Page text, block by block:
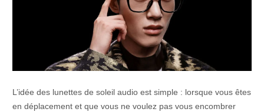
L’idée des lunettes de soleil audio est simple : lorsque vous êtes
en déplacement et que vous ne voulez pas vous encombrer